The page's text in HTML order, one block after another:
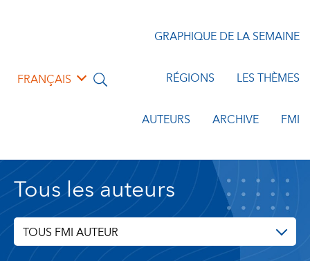
FRANÇAIS
GRAPHIQUE DE LA SEMAINE
RÉGIONS LES THÈMES
AUTEURS ARCHIVE FMI
Tous les auteurs
TOUS FMI AUTEUR